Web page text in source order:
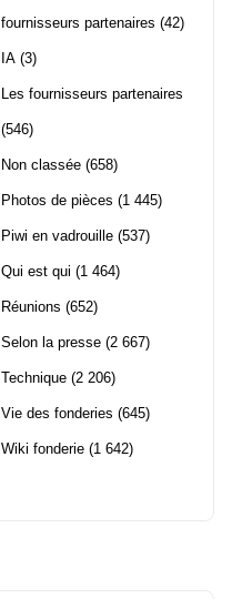
fournisseurs partenaires (42)
IA (3)
Les fournisseurs partenaires
(546)
Non classée (658)
Photos de pièces (1 445)
Piwi en vadrouille (537)
Qui est qui (1 464)
Réunions (652)
Selon la presse (2 667)
Technique (2 206)
Vie des fonderies (645)
Wiki fonderie (1 642)